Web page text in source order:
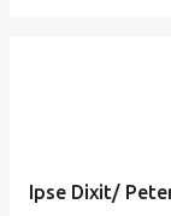
Ipse Dixit/